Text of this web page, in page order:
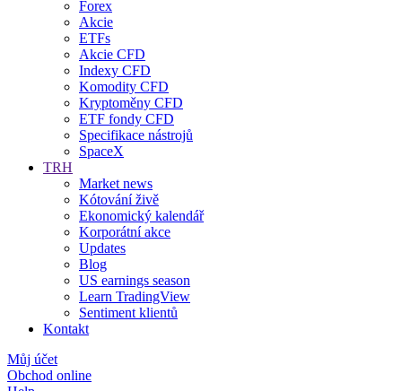
Forex
Akcie
ETFs
Akcie CFD
Indexy CFD
Komodity CFD
Kryptoměny CFD
ETF fondy CFD
Specifikace nástrojů
SpaceX
TRH
Market news
Kótování živě
Ekonomický kalendář
Korporátní akce
Updates
Blog
US earnings season
Learn TradingView
Sentiment klientů
Kontakt
Můj účet
Obchod online